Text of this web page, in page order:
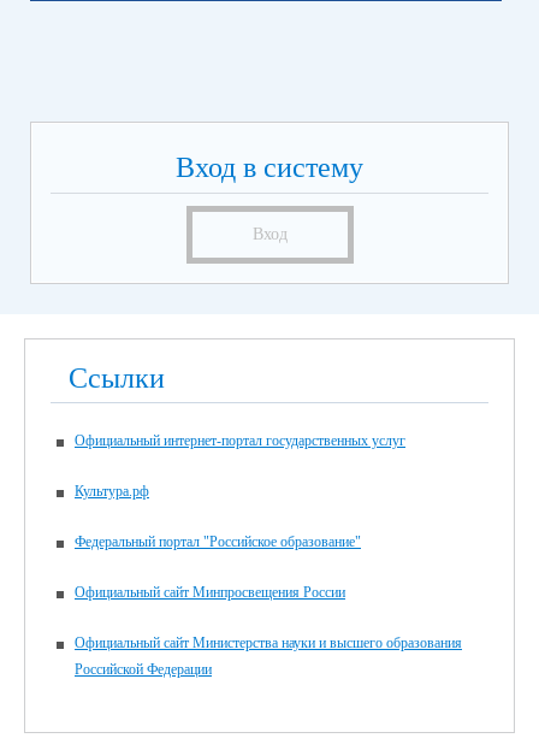
Вход в систему
Вход
Ссылки
Официальный интернет-портал государственных услуг
Культура.рф
Федеральный портал "Российское образование"
Официальный сайт Минпросвещения России
Официальный сайт Министерства науки и высшего образования
Российской Федерации